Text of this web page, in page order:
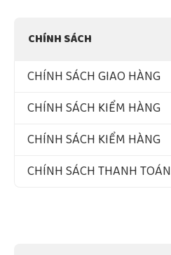
CHÍNH SÁCH
CHÍNH SÁCH GIAO HÀNG
CHÍNH SÁCH KIỂM HÀNG
CHÍNH SÁCH KIỂM HÀNG
CHÍNH SÁCH THANH TOÁN